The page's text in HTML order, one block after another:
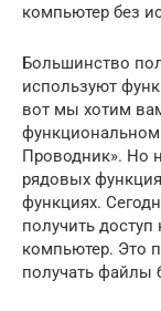
компьютер без
Большинство
используют
вот мы хотим
Проводник». Но
рядовых
функциях.
получить
компьютер. Это
получать файлы